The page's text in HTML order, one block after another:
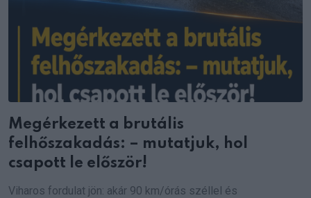
Megérkezett a brutális
felhőszakadás: – mutatjuk, hol
csapott le először!
Viharos fordulat jön: akár 90 km/órás széllel és